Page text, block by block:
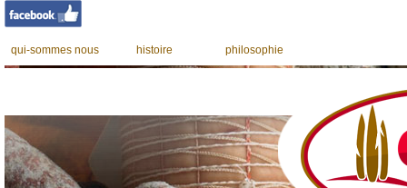
qui-sommes nous histoire philosophie